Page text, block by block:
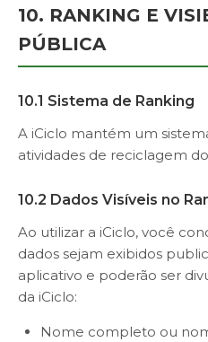
10. RANKING E
PÚBLICA
10.1 Sistema de Ranking
A iCiclo mantém um
atividades de reciclagem
10.2 Dados Visíveis no
Ao utilizar a iCiclo, você
dados sejam exibidos
aplicativo e poderão ser
da iCiclo:
Nome completo ou